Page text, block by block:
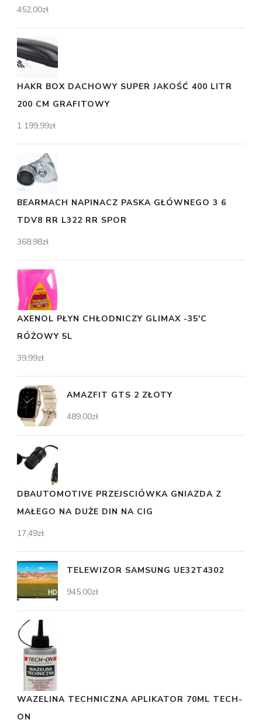
452,00zł
HAKR BOX DACHOWY SUPER JAKOŚĆ 400 LITR
200 CM GRAFITOWY
1 199,99zł
BEARMACH NAPINACZ PASKA GŁÓWNEGO 3 6
TDV8 RR L322 RR SPOR
368,98zł
AXENOL PŁYN CHŁODNICZY GLIMAX -35'C
RÓŻOWY 5L
39,99zł
AMAZFIT GTS 2 ZŁOTY
489,00zł
DBAUTOMOTIVE PRZEJSCIÓWKA GNIAZDA Z
MAŁEGO NA DUŻE DIN NA CIG
17,49zł
TELEWIZOR SAMSUNG UE32T4302
945,00zł
WAZELINA TECHNICZNA APLIKATOR 70ML TECH-
ON